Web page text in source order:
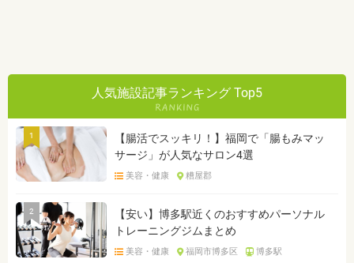
人気施設記事ランキング Top5
1
【腸活でスッキリ！】福岡で「腸もみマッ
サージ」が人気なサロン4選
美容・健康 糟屋郡
2
【安い】博多駅近くのおすすめパーソナル
トレーニングジムまとめ
美容・健康 福岡市博多区 博多駅